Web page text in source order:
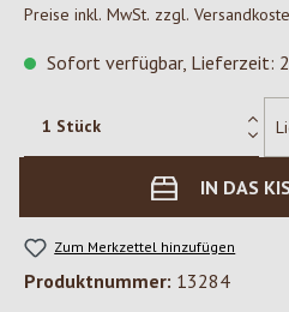
Preise inkl. MwSt. zzgl.
Sofort verfügbar, Lieferzeit:
IN DAS
Zum Merkzettel hinzufügen
Produktnummer: 13284